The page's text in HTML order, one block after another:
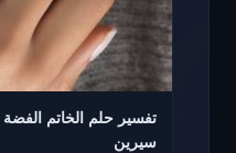
تفسير حلم الخاتم
سيرين